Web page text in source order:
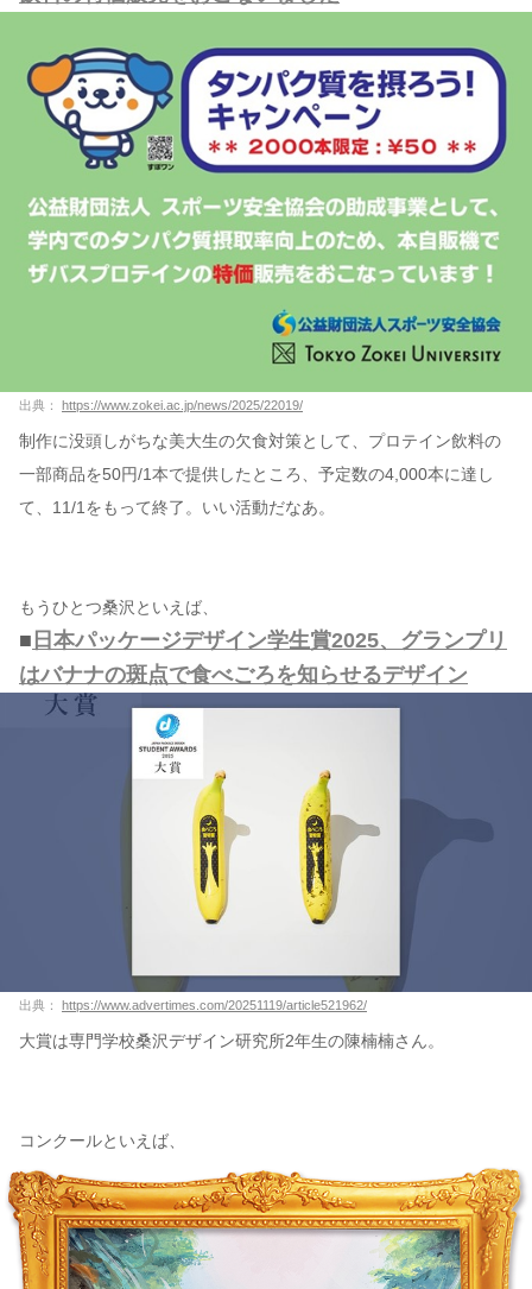
出典： https://www.zokei.ac.jp/news/2025/22019/
制作に没頭しがちな美大生の欠食対策として、プロテイン飲料の
一部商品を50円/1本で提供したところ、予定数の4,000本に達し
て、11/1をもって終了。いい活動だなあ。
もうひとつ桑沢といえば、
■ 日本パッケージデザイン学生賞2025、グランプリ
はバナナの斑点で食べごろを知らせるデザイン
出典： https://www.advertimes.com/20251119/article521962/
大賞は専門学校桑沢デザイン研究所2年生の陳楠楠さん。
コンクールといえば、